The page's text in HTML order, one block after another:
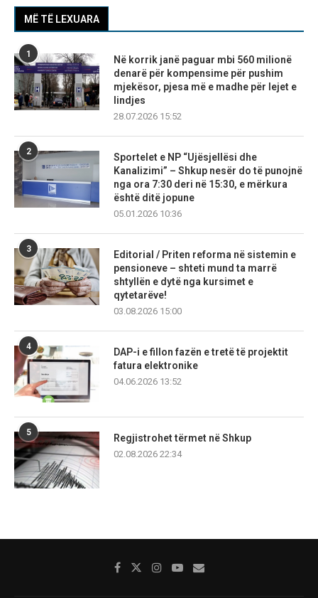
MË TË LEXUARA
1
Në korrik janë paguar mbi 560 milionë
denarë për kompensime për pushim
mjekësor, pjesa më e madhe për lejet e
lindjes
28.07.2026 15:52
2
Sportelet e NP “Ujësjellësi dhe
Kanalizimi” – Shkup nesër do të punojnë
nga ora 7:30 deri në 15:30, e mërkura
është ditë jopune
05.01.2026 10:36
3
Editorial / Priten reforma në sistemin e
pensioneve – shteti mund ta marrë
shtyllën e dytë nga kursimet e
qytetarëve!
03.08.2026 15:00
4
DAP-i e fillon fazën e tretë të projektit
fatura elektronike
04.06.2026 13:52
5
Regjistrohet tërmet në Shkup
02.08.2026 22:34